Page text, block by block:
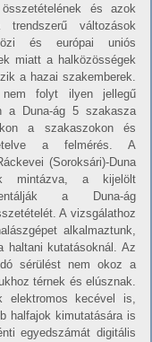
és azok
trendszerű változások
és európai uniós
miatt a halközösségek
a hazai szakemberek.
nem folyt ilyen jellegű
a Duna-ág 5 szakasza
a szakaszokon és
a felmérés. A
(Soroksári)-Duna
mintázva, a kijelölt
a Duna-ág
A vizsgálathoz
alkalmaztunk,
haltani kutatásoknál. Az
sérülést nem okoz a
térnek és elúsznak.
elektromos kecével is,
halfajok kimutatására is
egyedszámát digitális